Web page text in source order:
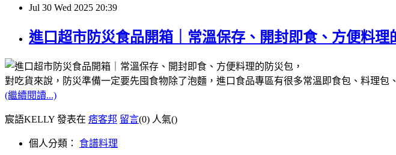
Jul 30 Wed 2025 20:39
進口超市防災食品開箱｜常溫保存、開封即食、方便料理
對吃貨來說，防災準備一定要先囤食物除了泡麵，進口食品專區有很多常溫即食包、料理
(繼續閱讀...)
宸語KELLY 發表在 痞客邦 留言(0) 人氣()
個人分類： 食譜料理